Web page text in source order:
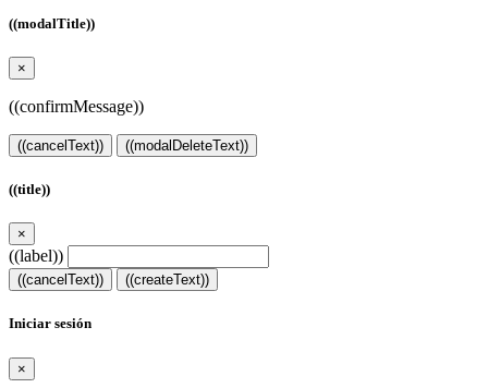
((modalTitle))
×
((confirmMessage))
((cancelText)) ((modalDeleteText))
((title))
×
((label))
((cancelText)) ((createText))
Iniciar sesión
×